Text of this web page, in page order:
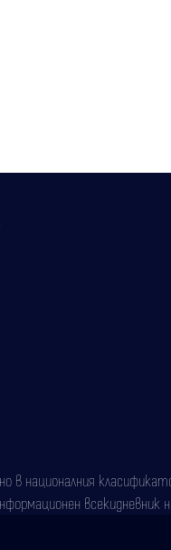
националния
всекидневник